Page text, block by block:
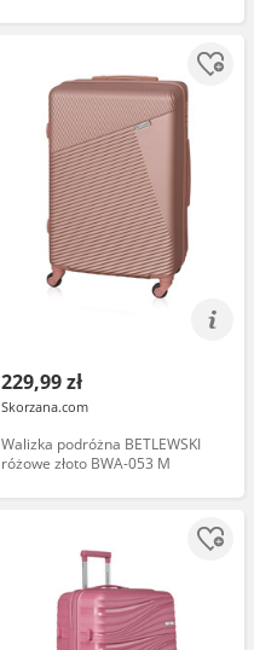
229,99 zł
Skorzana.com
Walizka podróżna BETLEWSKI
różowe złoto BWA-053 M